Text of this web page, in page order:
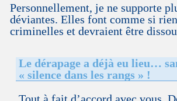
Personnellement, je ne supporte
déviantes. Elles font comme si
criminelles et devraient être
Le dérapage a déjà eu lieu…
« silence dans les rangs » !